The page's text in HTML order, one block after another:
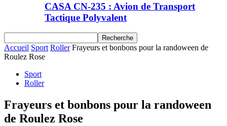
CASA CN-235 : Avion de Transport
Tactique Polyvalent
Accueil Sport Roller Frayeurs et bonbons pour la randoween de
Roulez Rose
Sport
Roller
Frayeurs et bonbons pour la randoween
de Roulez Rose